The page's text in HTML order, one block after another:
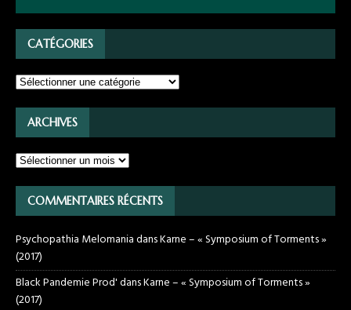
CATÉGORIES
ARCHIVES
COMMENTAIRES RÉCENTS
Psychopathia MelomaniadansKarne – « Symposium of Torments »
(2017)
Black Pandemie Prod'dansKarne – « Symposium of Torments »
(2017)